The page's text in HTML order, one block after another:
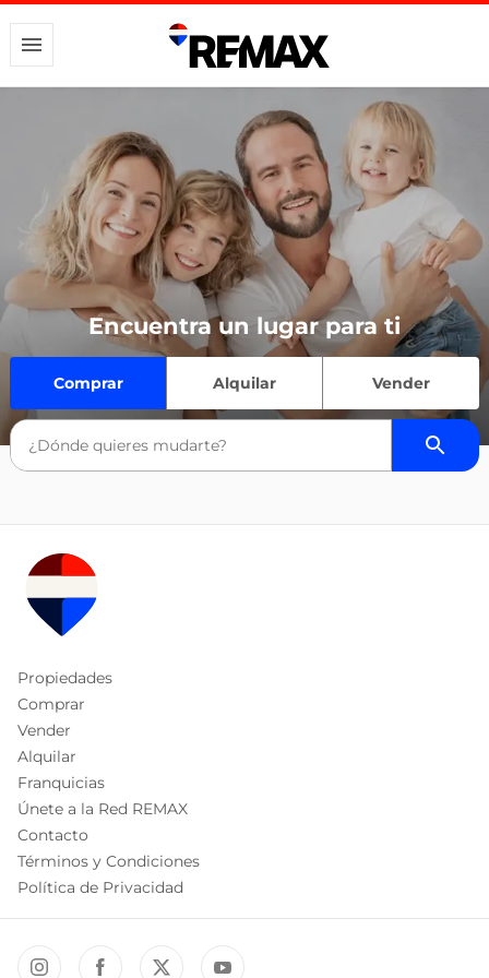
Encuentra un lugar para ti
Comprar Alquilar Vender
Propiedades
Comprar
Vender
Alquilar
Franquicias
Únete a la Red REMAX
Contacto
Términos y Condiciones
Política de Privacidad